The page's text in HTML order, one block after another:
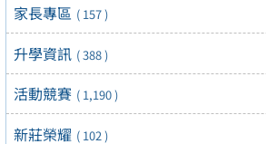
家長專區 ( 157 )
升學資訊 ( 388 )
活動競賽 ( 1,190 )
新莊榮耀 ( 102 )